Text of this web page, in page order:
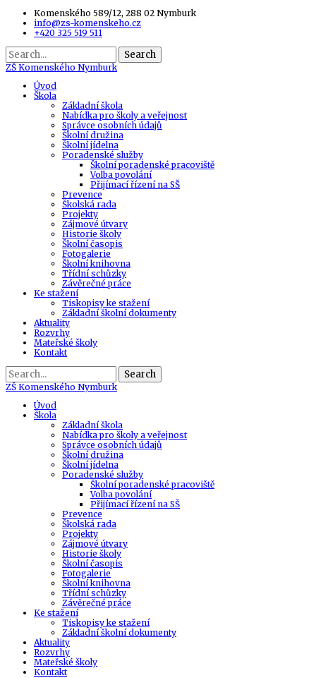
Komenského 589/12, 288 02 Nymburk
info@zs-komenskeho.cz
+420 325 519 511
Search
ZŠ Komenského Nymburk
Úvod
Škola
Základní škola
Nabídka pro školy a veřejnost
Správce osobních údajů
Školní družina
Školní jídelna
Poradenské služby
Školní poradenské pracoviště
Volba povolání
Přijímací řízení na SŠ
Prevence
Školská rada
Projekty
Zájmové útvary
Historie školy
Školní časopis
Fotogalerie
Školní knihovna
Třídní schůzky
Závěrečné práce
Ke stažení
Tiskopisy ke stažení
Základní školní dokumenty
Aktuality
Rozvrhy
Mateřské školy
Kontakt
Search
ZŠ Komenského Nymburk
Úvod
Škola
Základní škola
Nabídka pro školy a veřejnost
Správce osobních údajů
Školní družina
Školní jídelna
Poradenské služby
Školní poradenské pracoviště
Volba povolání
Přijímací řízení na SŠ
Prevence
Školská rada
Projekty
Zájmové útvary
Historie školy
Školní časopis
Fotogalerie
Školní knihovna
Třídní schůzky
Závěrečné práce
Ke stažení
Tiskopisy ke stažení
Základní školní dokumenty
Aktuality
Rozvrhy
Mateřské školy
Kontakt